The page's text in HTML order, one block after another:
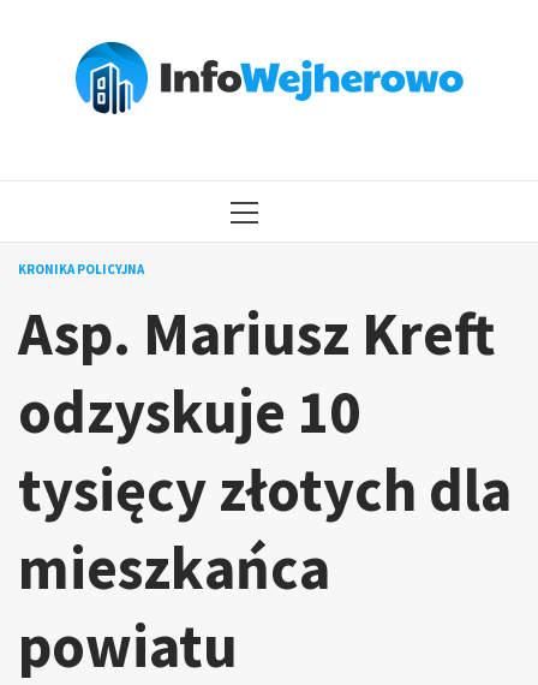
MENU
KRONIKA POLICYJNA
Asp. Mariusz Kreft
odzyskuje 10
tysięcy złotych dla
mieszkańca
powiatu